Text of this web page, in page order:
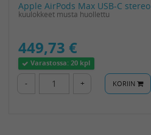
Apple AirPods Max USB-C stereo
kuulokkeet musta huollettu
449,73 €
Varastossa:20 kpl
- + KORIIN